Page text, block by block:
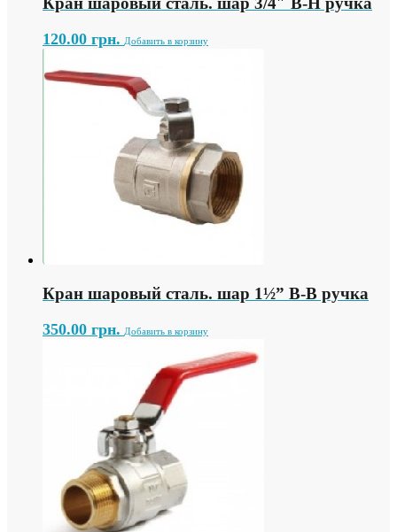
120.00 грн. Добавить в корзину
Кран шаровый сталь. шар 1½” В-В ручка
350.00 грн. Добавить в корзину